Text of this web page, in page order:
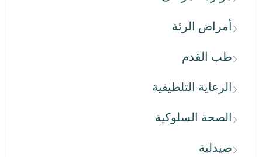
أمراض الرئة
طب القدم
الرعاية التلطيفية
الصحة السلوكية
صيدلية